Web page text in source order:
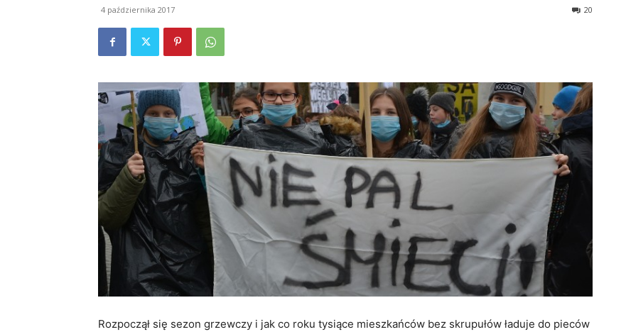
4 października 2017 20
Rozpoczął się sezon grzewczy i jak co roku tysiące mieszkańców bez skrupułów ładuje do pieców